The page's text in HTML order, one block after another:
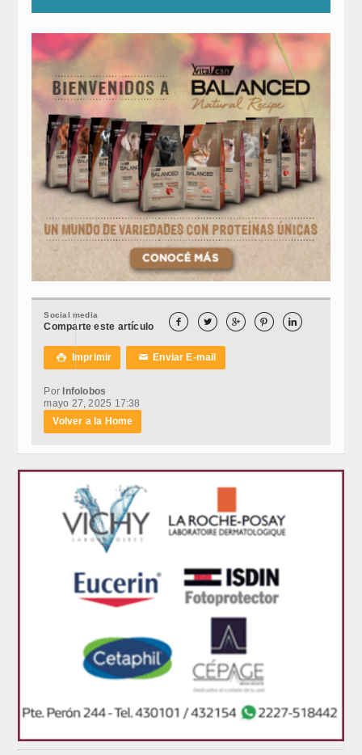
Social media
Comparte este artículo     
 Imprimir ✉Enviar E-mail
Por Infolobos
mayo 27, 2025 17:38
Volver a la Home